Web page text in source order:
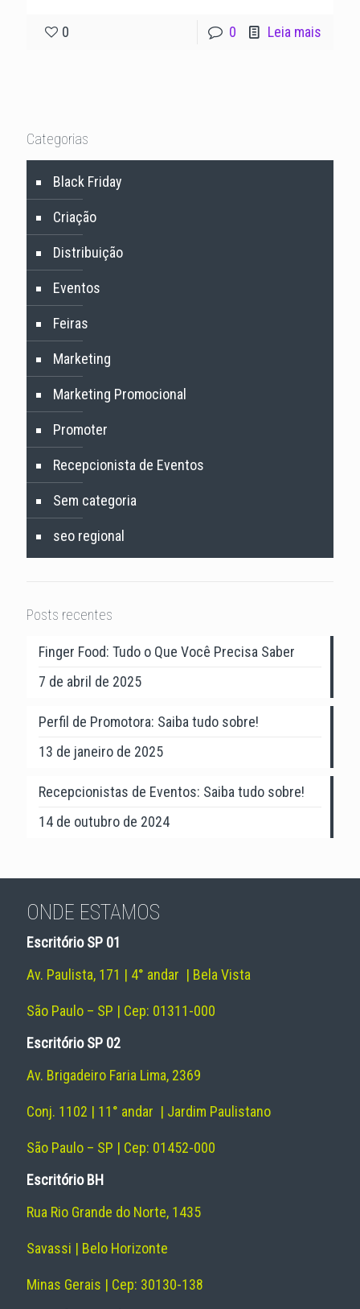
0 0 Leia mais
Categorias
Black Friday
Criação
Distribuição
Eventos
Feiras
Marketing
Marketing Promocional
Promoter
Recepcionista de Eventos
Sem categoria
seo regional
Posts recentes
Finger Food: Tudo o Que Você Precisa Saber
7 de abril de 2025
Perfil de Promotora: Saiba tudo sobre!
13 de janeiro de 2025
Recepcionistas de Eventos: Saiba tudo sobre!
14 de outubro de 2024
ONDE ESTAMOS
Escritório SP 01
Av. Paulista, 171 | 4° andar | Bela Vista
São Paulo – SP | Cep: 01311-000
Escritório SP 02
Av. Brigadeiro Faria Lima, 2369
Conj. 1102 | 11° andar | Jardim Paulistano
São Paulo – SP | Cep: 01452-000
Escritório BH
Rua Rio Grande do Norte, 1435
Savassi | Belo Horizonte
Minas Gerais | Cep: 30130-138